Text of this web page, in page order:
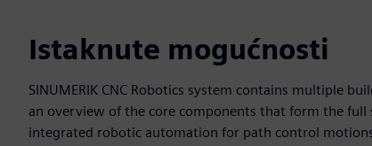
Istaknute mogućnosti
SINUMERIK CNC Robotics system contains multiple
an overview of the core components that form the full
integrated robotic automation for path control